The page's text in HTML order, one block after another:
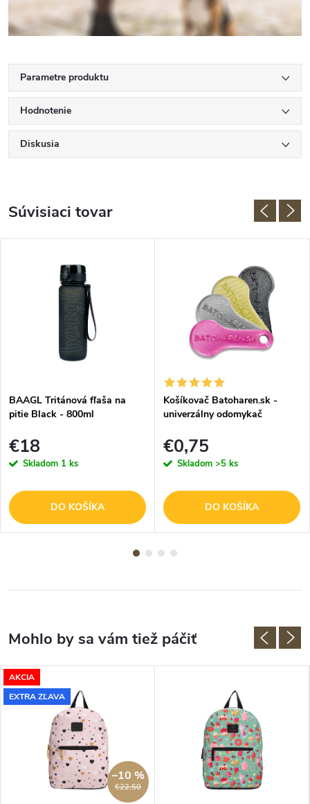
Parametre produktu
Hodnotenie
Diskusia
Súvisiaci tovar
BAAGL Tritánová fľaša na
pitie Black - 800ml
€18
Skladom 1 ks
DO KOŠÍKA
Košíkovač Batoharen.sk -
univerzálny odomykač
farba - 1 ks
€0,75
Skladom >5 ks
DO KOŠÍKA
AKCIA
EXTRA ZĽAVA
€22,50
–10 %